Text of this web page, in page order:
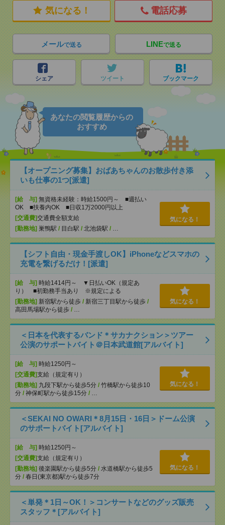
気になる！ 電話応募
メールで送る LINEで送る
シェア ツイート ブックマーク
あなたの閲覧履歴からの
おすすめ
【オープニング募集】おばあちゃんのお散歩付き添
いも仕事の1つ[派遣]
[給 与] 無資格未経験：時給1500円～ ■週払い
OK ■扶養内OK ■日収1万2000円以上
[交通費]交通費全額支給
[勤務地] 巣鴨駅 / 目白駅 / 北池袋駅 / …
気になる！
【シフト自由・現金手渡しOK】iPhoneなどスマホの
充電を繋げるだけ！[派遣]
[給 与] 時給1414円～ ▼日払いOK（規定あ
り） ■初勤務手当あり ※規定による
[勤務地] 新宿駅から徒歩 / 新宿三丁目駅から徒歩 /
高田馬場駅から徒歩 / …
気になる！
＜日本を代表するバンド＊サカナクション＞ツアー
公演のサポートバイト＠日本武道館[アルバイト]
[給 与] 時給1250円～
[交通費]支給（規定有り）
[勤務地] 九段下駅から徒歩5分 / 竹橋駅から徒歩10
分 / 神保町駅から徒歩15分 / …
気になる！
＜SEKAI NO OWARI＊8月15日・16日＞ドーム公演
のサポートバイト[アルバイト]
[給 与] 時給1250円～
[交通費]支給（規定有り）
[勤務地] 後楽園駅から徒歩5分 / 水道橋駅から徒歩5
分 / 春日(東京都)駅から徒歩7分
気になる！
＜単発＊1日～OK！＞コンサートなどのグッズ販売
スタッフ＊[アルバイト]